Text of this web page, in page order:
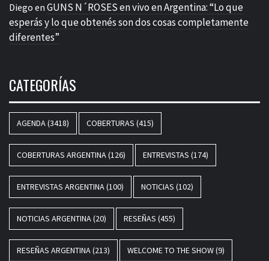
Diego en GUNS N´ROSES en vivo en Argentina: “Lo que
esperás y lo que obtenés son dos cosas completamente
diferentes”
CATEGORÍAS
AGENDA(3418) COBERTURAS (415)
COBERTURAS ARGENTINA(126) ENTREVISTAS (174)
ENTREVISTAS ARGENTINA(100) NOTICIAS (102)
NOTICIAS ARGENTINA(20) RESEÑAS (455)
RESEÑAS ARGENTINA(213) WELCOME TO THE SHOW(9)